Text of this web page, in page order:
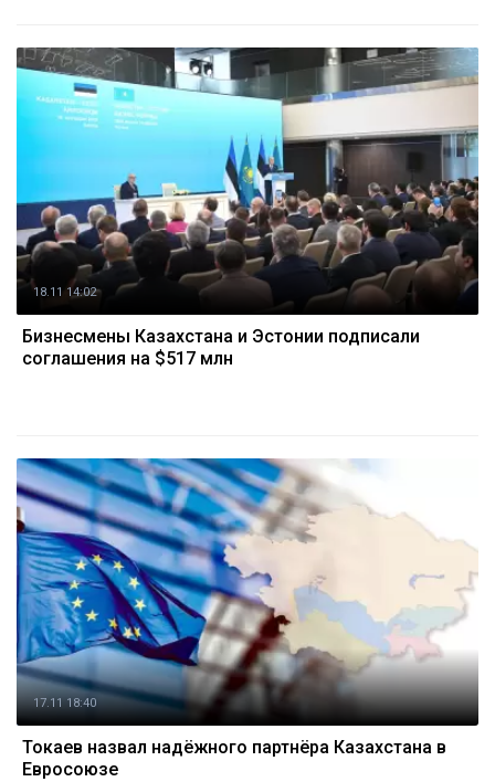
18.11 14:02
Бизнесмены Казахстана и Эстонии подписали
соглашения на $517 млн
17.11 18:40
Токаев назвал надёжного партнёра Казахстана в
Евросоюзе